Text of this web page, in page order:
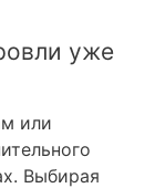
уже
или
Выбирая